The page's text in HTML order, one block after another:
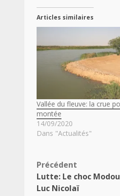
Articles similaires
Vallée du fleuve: la crue
montée
14/09/2020
Dans "Actualités"
Navigation
d’article
Précédent
Lutte: Le choc
Luc Nicolaï